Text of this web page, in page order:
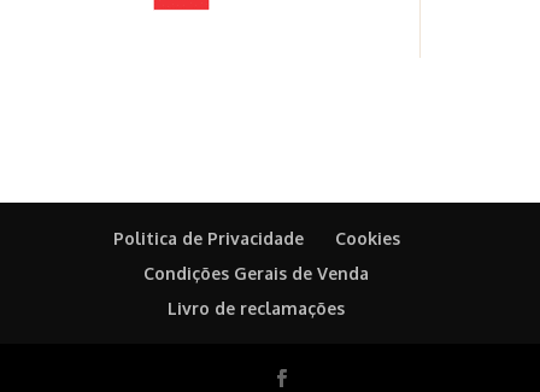
Politica de Privacidade
Cookies
Condições Gerais de Venda
Livro de reclamações